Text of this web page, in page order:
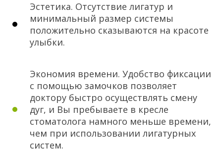
Эстетика. Отсутствие лигатур и
минимальный размер системы
положительно сказываются на красоте
улыбки.
Экономия времени. Удобство фиксации
с помощью замочков позволяет
доктору быстро осуществлять смену
дуг, и Вы пребываете в кресле
стоматолога намного меньше времени,
чем при использовании лигатурных
систем.